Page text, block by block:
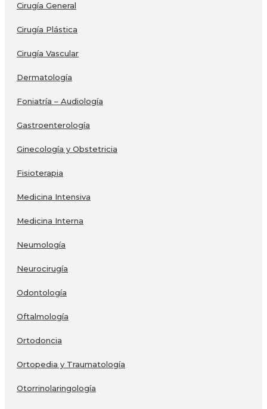
Cirugía General
Cirugía Plástica
Cirugía Vascular
Dermatología
Foniatría – Audiología
Gastroenterología
Ginecología y Obstetricia
Fisioterapia
Medicina Intensiva
Medicina Interna
Neumología
Neurocirugía
Odontología
Oftalmología
Ortodoncia
Ortopedia y Traumatología
Otorrinolaringología